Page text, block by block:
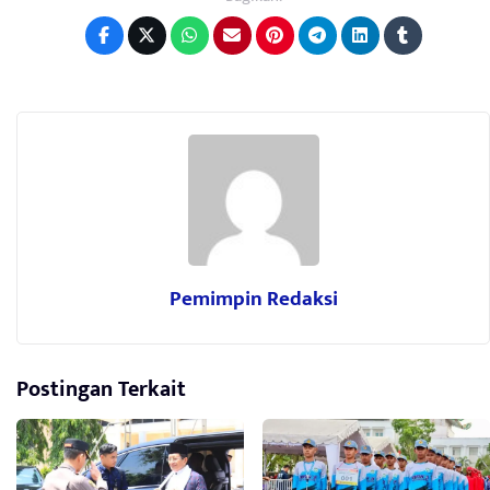
Pemimpin Redaksi
Postingan Terkait